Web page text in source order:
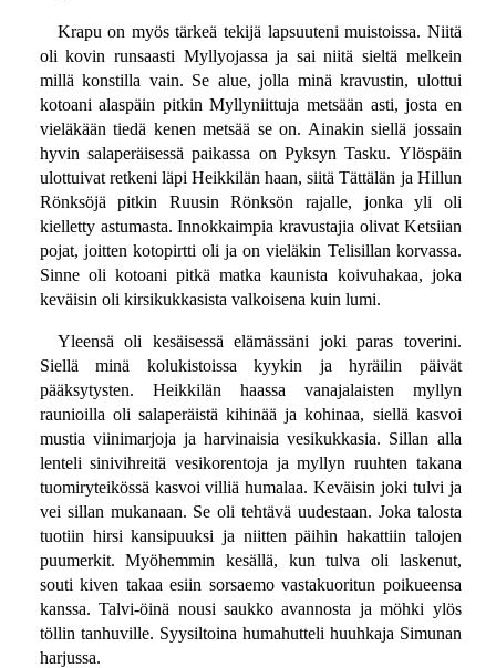
Krapu on myös tärkeä tekijä lapsuuteni muistoissa. Niitä
oli kovin runsaasti Myllyojassa ja sai niitä sieltä melkein
millä konstilla vain. Se alue, jolla minä kravustin, ulottui
kotoani alaspäin pitkin Myllyniittuja metsään asti, josta en
vieläkään tiedä kenen metsää se on. Ainakin siellä jossain
hyvin salaperäisessä paikassa on Pyksyn Tasku. Ylöspäin
ulottuivat retkeni läpi Heikkilän haan, siitä Tättälän ja Hillun
Rönksöjä pitkin Ruusin Rönksön rajalle, jonka yli oli
kielletty astumasta. Innokkaimpia kravustajia olivat Ketsiian
pojat, joitten kotopirtti oli ja on vieläkin Telisillan korvassa.
Sinne oli kotoani pitkä matka kaunista koivuhakaa, joka
keväisin oli kirsikukkasista valkoisena kuin lumi.
Yleensä oli kesäisessä elämässäni joki paras toverini.
Siellä minä kolukistoissa kyykin ja hyräilin päivät
pääksytysten. Heikkilän haassa vanajalaisten myllyn
raunioilla oli salaperäistä kihinää ja kohinaa, siellä kasvoi
mustia viinimarjoja ja harvinaisia vesikukkasia. Sillan alla
lenteli sinivihreitä vesikorentoja ja myllyn ruuhten takana
tuomiryteikössä kasvoi villiä humalaa. Keväisin joki tulvi ja
vei sillan mukanaan. Se oli tehtävä uudestaan. Joka talosta
tuotiin hirsi kansipuuksi ja niitten päihin hakattiin talojen
puumerkit. Myöhemmin kesällä, kun tulva oli laskenut,
souti kiven takaa esiin sorsaemo vastakuoritun poikueensa
kanssa. Talvi-öinä nousi saukko avannosta ja möhki ylös
töllin tanhuville. Syysiltoina humahutteli huuhkaja Simunan
harjussa.